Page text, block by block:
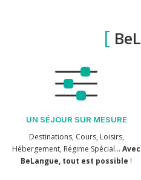
[
UN SÉJOUR SUR MESURE
Destinations, Cours, Loisirs,
Hébergement, Régime Spécial…Avec
BeLangue, tout est possible !